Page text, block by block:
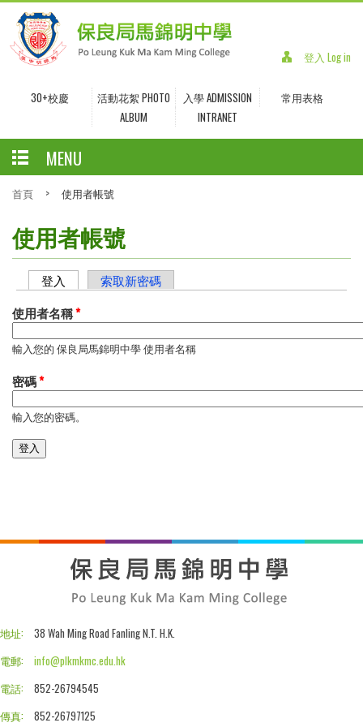
登入 Log in
30+校慶
活動花絮 PHOTO
ALBUM
入學 ADMISSION
常用表格
INTRANET
MENU
首頁 > 使用者帳號
使用者帳號
主要索引標籤
登入 (作用中頁籤)
索取新密碼
使用者名稱*
輸入您的 保良局馬錦明中學 使用者名稱
密碼*
輸入您的密碼。
地址:
38 Wah Ming Road Fanling N.T. H.K.
電郵:
info@plkmkmc.edu.hk
電話:
852-26794545
傳真:
852-26797125